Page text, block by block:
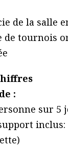
de la salle
de tournois
:
sur 5